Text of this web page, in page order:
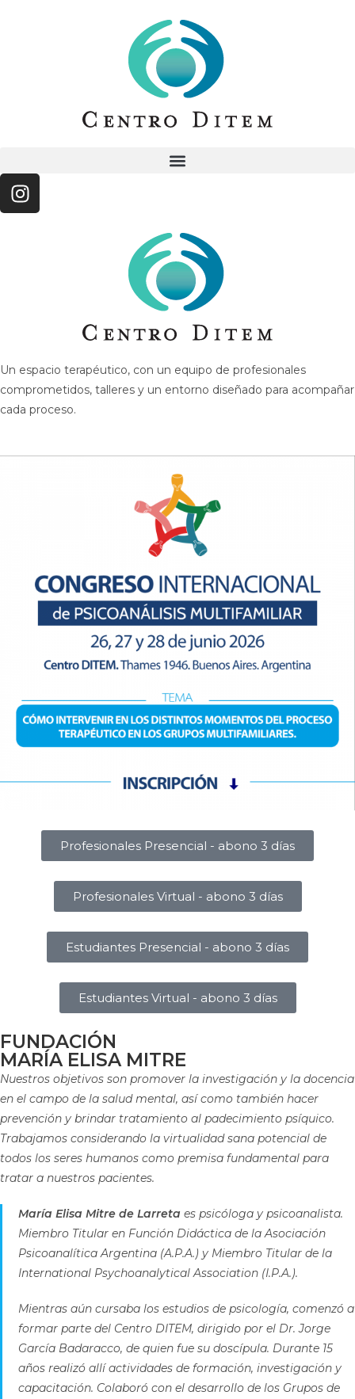
Un espacio terapéutico, con un equipo de profesionales
comprometidos, talleres y un entorno diseñado para acompañar
cada proceso.
Profesionales Presencial - abono 3 días
Profesionales Virtual - abono 3 días
Estudiantes Presencial - abono 3 días
Estudiantes Virtual - abono 3 días
FUNDACIÓN
MARÍA ELISA MITRE
Nuestros objetivos son promover la investigación y la docencia
en el campo de la salud mental, así como también hacer
prevención y brindar tratamiento al padecimiento psíquico.
Trabajamos considerando la virtualidad sana potencial de
todos los seres humanos como premisa fundamental para
tratar a nuestros pacientes.
María Elisa Mitre de Larreta es psicóloga y psicoanalista.
Miembro Titular en Función Didáctica de la Asociación
Psicoanalítica Argentina (A.P.A.) y Miembro Titular de la
International Psychoanalytical Association (I.P.A.).
Mientras aún cursaba los estudios de psicología, comenzó a
formar parte del Centro DITEM, dirigido por el Dr. Jorge
García Badaracco, de quien fue su doscípula. Durante 15
años realizó allí actividades de formación, investigación y
capacitación. Colaboró con el desarrollo de los Grupos de